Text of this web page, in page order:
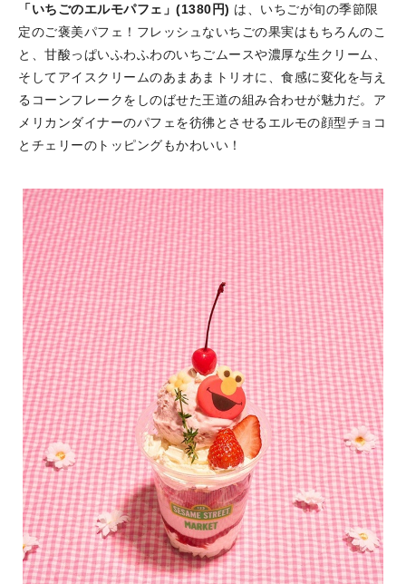
「いちごのエルモパフェ」(1380円) は、いちごが旬の季節限
定のご褒美パフェ！フレッシュないちごの果実はもちろんのこ
と、甘酸っぱいふわふわのいちごムースや濃厚な生クリーム、
そしてアイスクリームのあまあまトリオに、食感に変化を与え
るコーンフレークをしのばせた王道の組み合わせが魅力だ。ア
メリカンダイナーのパフェを彷彿とさせるエルモの顔型チョコ
とチェリーのトッピングもかわいい！